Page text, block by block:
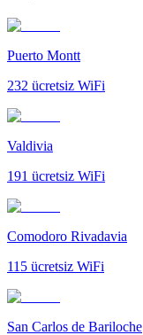
Puerto Montt
232 ücretsiz WiFi
Valdivia
191 ücretsiz WiFi
Comodoro Rivadavia
115 ücretsiz WiFi
San Carlos de Bariloche